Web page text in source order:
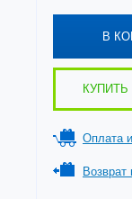
В
КУПИТЬ
Оплата
Возврат